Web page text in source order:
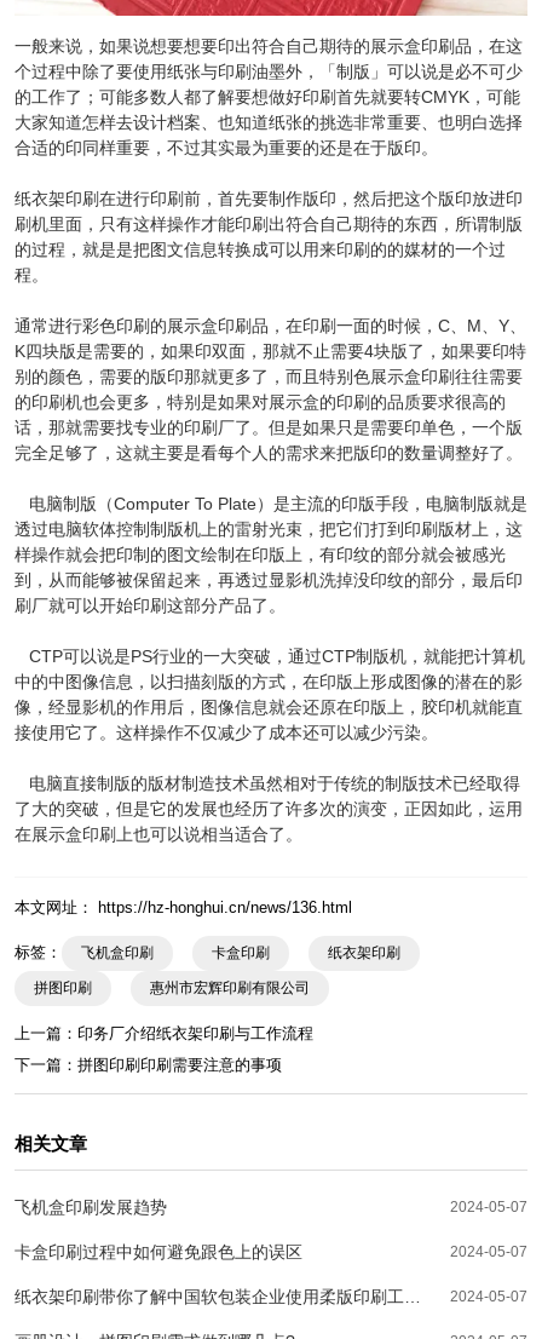
一般来说，如果说想要想要印出符合自己期待的展示盒印刷品，在这
个过程中除了要使用纸张与印刷油墨外，「制版」可以说是必不可少
的工作了；可能多数人都了解要想做好印刷首先就要转CMYK，可能
大家知道怎样去设计档案、也知道纸张的挑选非常重要、也明白选择
合适的印同样重要，不过其实最为重要的还是在于版印。
纸衣架印刷在进行印刷前，首先要制作版印，然后把这个版印放进印
刷机里面，只有这样操作才能印刷出符合自己期待的东西，所谓制版
的过程，就是是把图文信息转换成可以用来印刷的的媒材的一个过
程。
通常进行彩色印刷的展示盒印刷品，在印刷一面的时候，C、M、Y、
K四块版是需要的，如果印双面，那就不止需要4块版了，如果要印特
别的颜色，需要的版印那就更多了，而且特别色展示盒印刷往往需要
的印刷机也会更多，特别是如果对展示盒的印刷的品质要求很高的
话，那就需要找专业的印刷厂了。但是如果只是需要印单色，一个版
完全足够了，这就主要是看每个人的需求来把版印的数量调整好了。
电脑制版（Computer To Plate）是主流的印版手段，电脑制版就是
透过电脑软体控制制版机上的雷射光束，把它们打到印刷版材上，这
样操作就会把印制的图文绘制在印版上，有印纹的部分就会被感光
到，从而能够被保留起来，再透过显影机洗掉没印纹的部分，最后印
刷厂就可以开始印刷这部分产品了。
CTP可以说是PS行业的一大突破，通过CTP制版机，就能把计算机
中的中图像信息，以扫描刻版的方式，在印版上形成图像的潜在的影
像，经显影机的作用后，图像信息就会还原在印版上，胶印机就能直
接使用它了。这样操作不仅减少了成本还可以减少污染。
电脑直接制版的版材制造技术虽然相对于传统的制版技术已经取得
了大的突破，但是它的发展也经历了许多次的演变，正因如此，运用
在展示盒印刷上也可以说相当适合了。
本文网址： https://hz-honghui.cn/news/136.html
标签： 飞机盒印刷 卡盒印刷 纸衣架印刷
拼图印刷 惠州市宏辉印刷有限公司
上一篇： 印务厂介绍纸衣架印刷与工作流程
下一篇： 拼图印刷印刷需要注意的事项
相关文章
2024-05-07
飞机盒印刷发展趋势
2024-05-07
卡盒印刷过程中如何避免跟色上的误区
2024-05-07
纸衣架印刷带你了解中国软包装企业使用柔版印刷工艺